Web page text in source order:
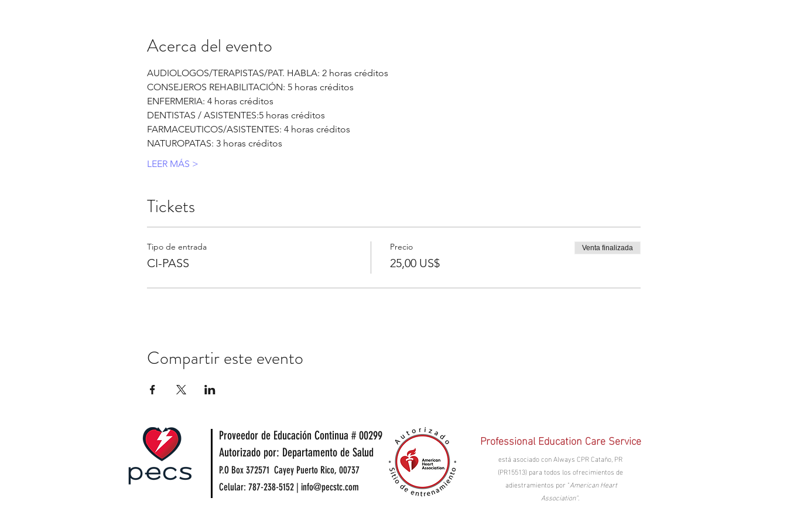
Acerca del evento
AUDIOLOGOS/TERAPISTAS/PAT. HABLA: 2 horas créditos
CONSEJEROS REHABILITACIÓN: 5 horas créditos
ENFERMERIA: 4 horas créditos
DENTISTAS / ASISTENTES:5 horas créditos
FARMACEUTICOS/ASISTENTES: 4 horas créditos
NATUROPATAS: 3 horas créditos
LEER MÁS >
Tickets
Tipo de entrada
CI-PASS
Precio
25,00 US$
Venta finalizada
Compartir este evento
Proveedor de Educación Continua # 00299
Autorizado por: Departamento de Salud
P.O Box 372571 Cayey Puerto Rico, 00737
Celular: 787-238-5152 | info@pecstc.com
Professional Education Care Service
está asociado con Always CPR Cataño, PR
(PR15513) para todos los ofrecimientos de
adiestramientos por "American Heart
Association".